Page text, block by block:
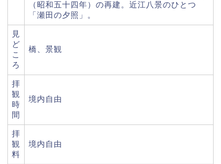
（昭和五十四年）の再建。近江八景のひとつ
「瀬田の夕照」。
見
ど
こ
ろ
橋、景観
拝
観
時
間
境内自由
拝
観
料
境内自由